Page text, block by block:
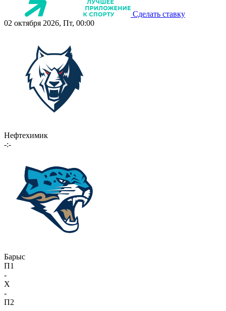
Сделать ставку
02 октября 2026, Пт, 00:00
Нефтехимик
-:-
Барыс
П1
-
X
-
П2